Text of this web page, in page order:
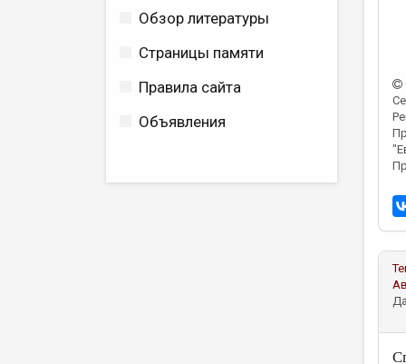
Обзор литературы
Страницы памяти
Правила сайта
Объявления